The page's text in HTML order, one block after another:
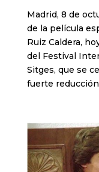
Madrid, 8 de
de la película
Ruiz Caldera,
del Festival
Sitges, que se
fuerte reducción